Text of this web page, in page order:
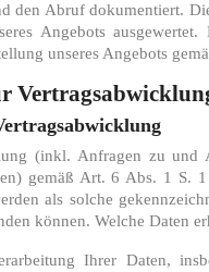
den Abruf dokumentiert.
Angebots
unseres Angebots
(inkl. Anfragen zu und
gemäß Art. 6 Abs. 1 S.
als solche
können. Welche Daten
Ihrer Daten,